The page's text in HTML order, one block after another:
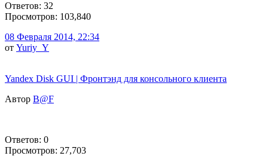
Ответов: 32
Просмотров: 103,840
08 Февраля 2014, 22:34
от Yuriy_Y
Yandex Disk GUI | Фронтэнд для консольного клиента
Автор B@F
Ответов: 0
Просмотров: 27,703